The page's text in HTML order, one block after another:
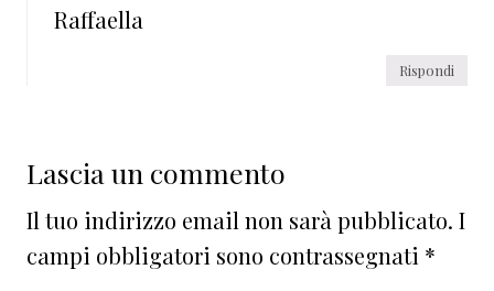
Raffaella
Rispondi
Lascia un commento
Il tuo indirizzo email non sarà pubblicato. I
campi obbligatori sono contrassegnati *